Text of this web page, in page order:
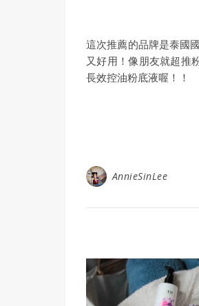
這次推薦的品牌是泰國
又好用！像朋友就超推
長效控油粉底液喔！！
AnnieSinLee